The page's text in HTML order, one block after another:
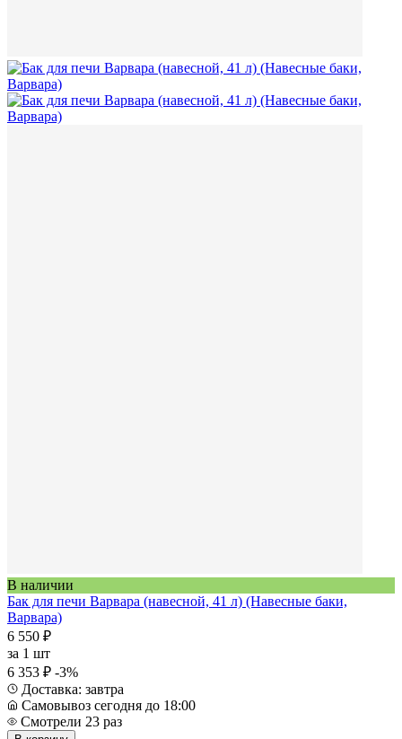
В наличии
Бак для печи Варвара (навесной, 41 л) (Навесные баки,
Варвара)
6 550 ₽
за 1 шт
6 353 ₽ -3%
Доставка: завтра
Самовывоз сегодня до 18:00
Смотрели 23 раз